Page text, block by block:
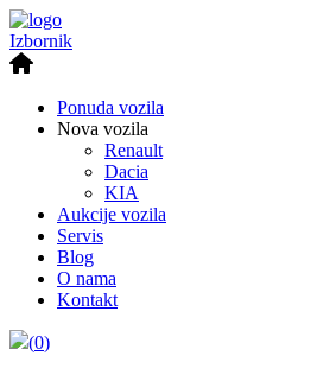
Izbornik
Ponuda vozila
Nova vozila
Renault
Dacia
KIA
Aukcije vozila
Servis
Blog
O nama
Kontakt
(0)